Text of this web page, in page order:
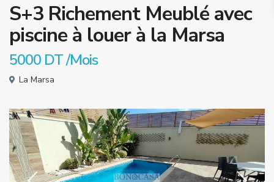
S+3 Richement Meublé avec
piscine à louer à la Marsa
5000 DT/Mois
La Marsa